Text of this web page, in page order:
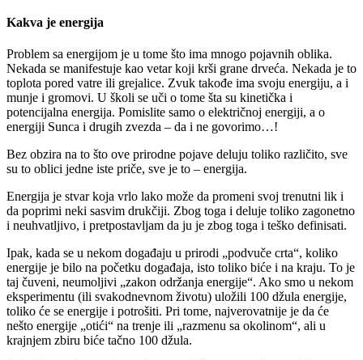
Kakva je energija
Problem sa energijom je u tome što ima mnogo pojavnih oblika.
Nekada se manifestuje kao vetar koji krši grane drveća. Nekada je to
toplota pored vatre ili grejalice. Zvuk takođe ima svoju energiju, a i
munje i gromovi. U školi se uči o tome šta su kinetička i
potencijalna energija. Pomislite samo o električnoj energiji, a o
energiji Sunca i drugih zvezda – da i ne govorimo…!
Bez obzira na to što ove prirodne pojave deluju toliko različito, sve
su to oblici jedne iste priče, sve je to – energija.
Energija je stvar koja vrlo lako može da promeni svoj trenutni lik i
da poprimi neki sasvim drukčiji. Zbog toga i deluje toliko zagonetno
i neuhvatljivo, i pretpostavljam da ju je zbog toga i teško definisati.
Ipak, kada se u nekom događaju u prirodi „podvuče crta“, koliko
energije je bilo na početku događaja, isto toliko biće i na kraju. To je
taj čuveni, neumoljivi „zakon održanja energije“. Ako smo u nekom
eksperimentu (ili svakodnevnom životu) uložili 100 džula energije,
toliko će se energije i potrošiti. Pri tome, najverovatnije je da će
nešto energije „otići“ na trenje ili „razmenu sa okolinom“, ali u
krajnjem zbiru biće tačno 100 džula.